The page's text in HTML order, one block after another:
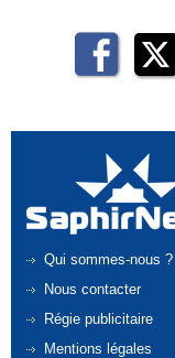
Qui sommes-nous ?
Nous contacter
Régie publicitaire
Mentions légales